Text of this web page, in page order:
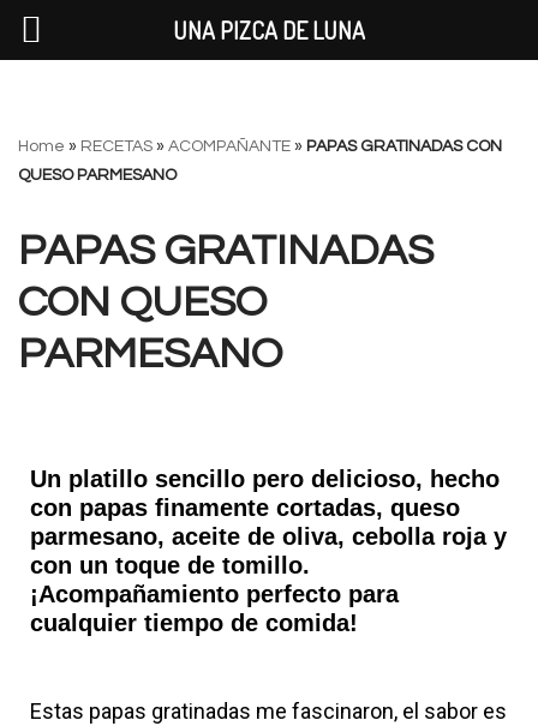
al
contenido
Home » RECETAS » ACOMPAÑANTE » PAPAS GRATINADAS CON
QUESO PARMESANO
PAPAS GRATINADAS
CON QUESO
PARMESANO
Un platillo sencillo pero delicioso, hecho
con papas finamente cortadas, queso
parmesano, aceite de oliva, cebolla roja y
con un toque de tomillo.
¡Acompañamiento perfecto para
cualquier tiempo de comida!
Estas papas gratinadas me fascinaron, el sabor es
UNA PIZCA DE LUNA